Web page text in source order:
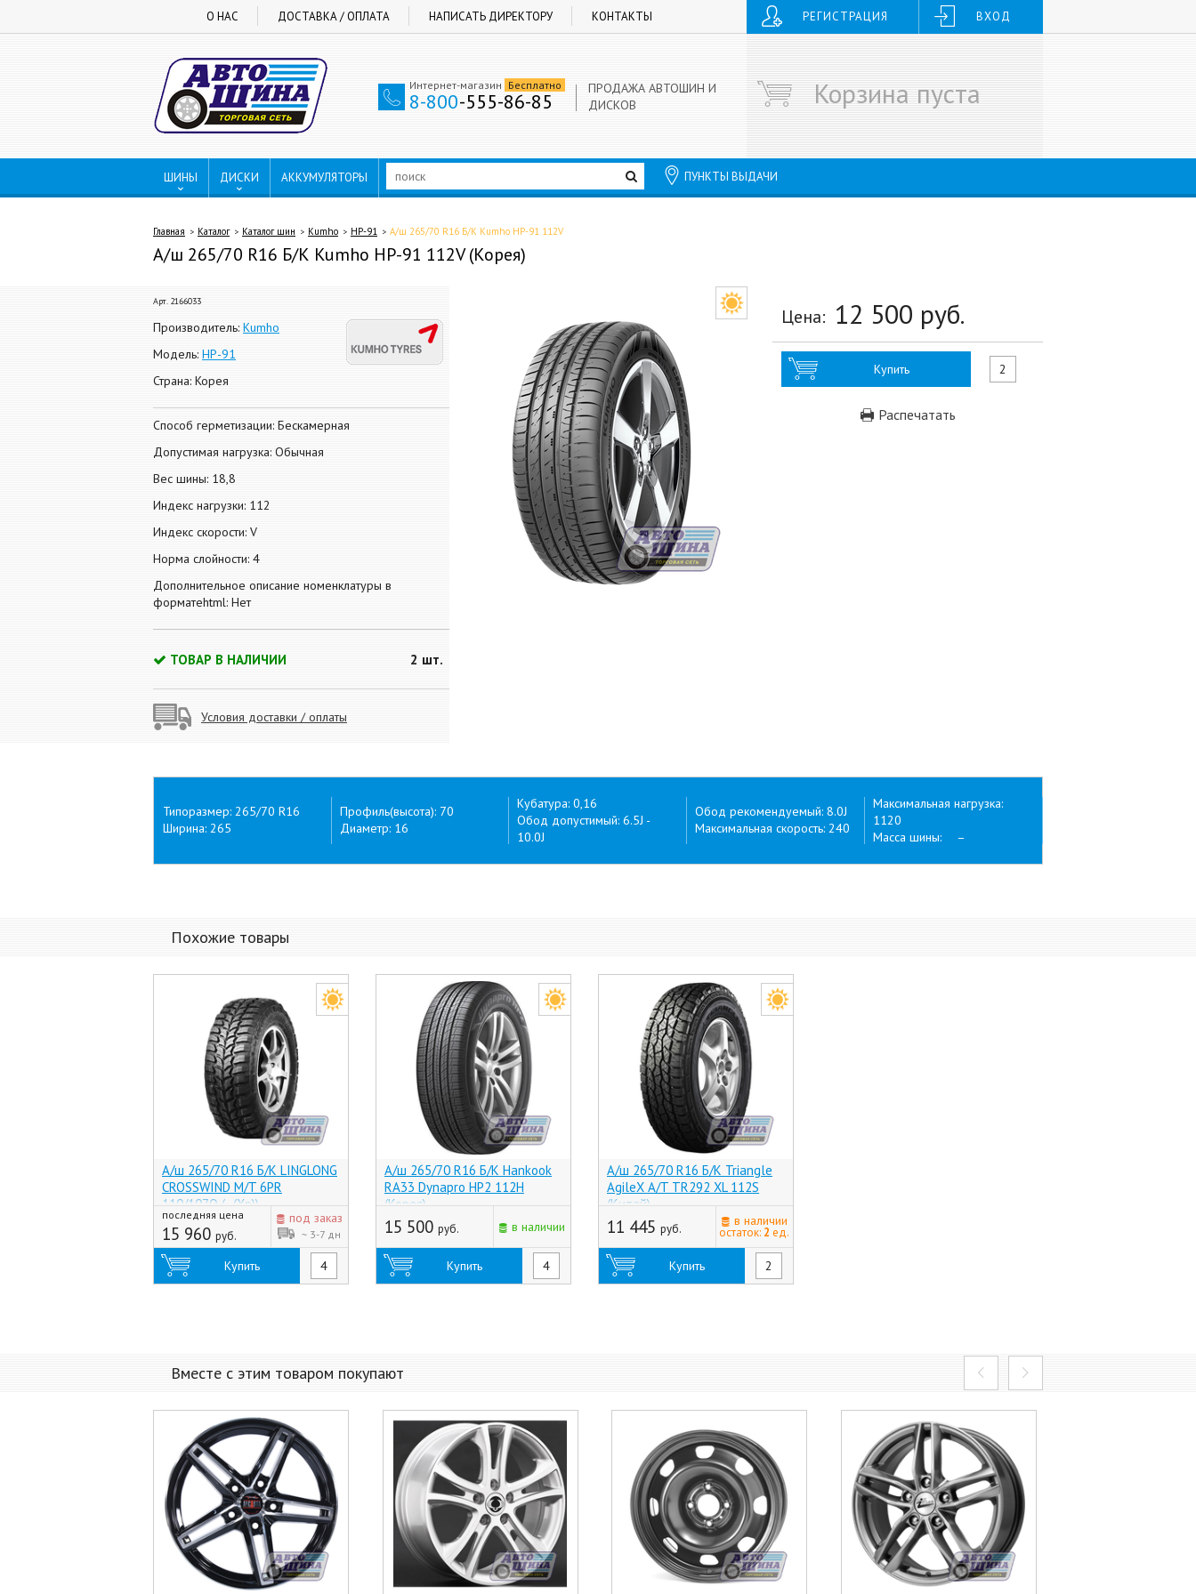
О НАС ДОСТАВКА / ОПЛАТА НАПИСАТЬ ДИРЕКТОРУ КОНТАКТЫ РЕГИСТРАЦИЯ ВХОД
Интернет-магазин Бесплатно
8-800-555-86-85
ПРОДАЖА АВТОШИН И
ДИСКОВ
Корзина пуста
ШИНЫ ДИСКИ АККУМУЛЯТОРЫ ПУНКТЫ ВЫДАЧИ
Главная Каталог Каталог шин Kumho HP-91 А/ш 265/70 R16 Б/К Kumho HP-91 112V
А/ш 265/70 R16 Б/К Kumho HP-91 112V (Корея)
Арт. 2166033
Производитель: Kumho
Модель: HP-91
Страна: Корея
Способ герметизации: Бескамерная
Допустимая нагрузка: Обычная
Вес шины: 18,8
Индекс нагрузки: 112
Индекс скорости: V
Норма слойности: 4
Дополнительное описание номенклатуры в
форматеhtml: Нет
ТОВАР В НАЛИЧИИ 2 шт.
Условия доставки / оплаты
Цена: 12 500 руб.
Купить
Распечатать
Типоразмер: 265/70 R16
Ширина: 265
Профиль(высота): 70
Диаметр: 16
Кубатура: 0,16
Обод допустимый: 6.5J -
10.0J
Обод рекомендуемый: 8.0J
Максимальная скорость: 240
Максимальная нагрузка:
1120
Масса шины: –
Похожие товары
А/ш 265/70 R16 Б/К LINGLONG
CROSSWIND M/T 6PR
110/107Q (-, (Хр))
последняя цена
15 960 руб.
под заказ
~ 3-7 дн
Купить
А/ш 265/70 R16 Б/К Hankook
RA33 Dynapro HP2 112H
(Корея)
15 500 руб. в наличии
Купить
А/ш 265/70 R16 Б/К Triangle
AgileX A/T TR292 XL 112S
(Китай)
11 445 руб.
в наличии
остаток: 2 ед.
Купить
Вместе с этим товаром покупают